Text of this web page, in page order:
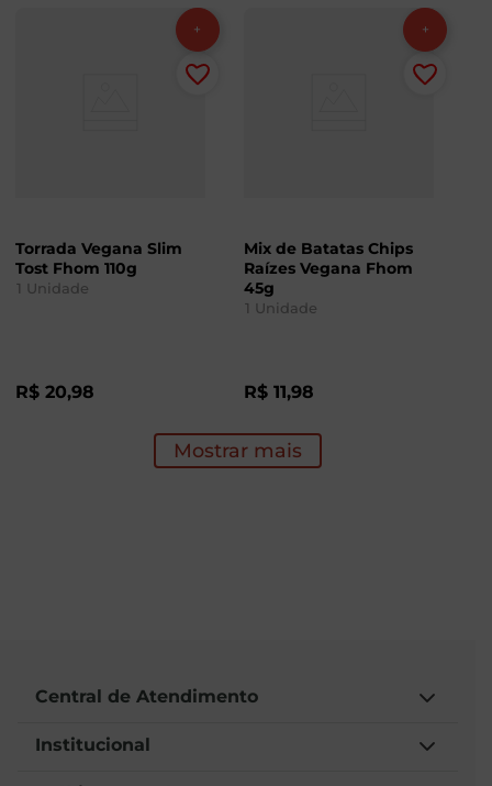
Torrada Vegana Slim
Tost Fhom 110g
1 Unidade
R$ 20,98
Mix de Batatas Chips
Raízes Vegana Fhom
45g
1 Unidade
R$ 11,98
Mostrar mais
Central de Atendimento
Institucional